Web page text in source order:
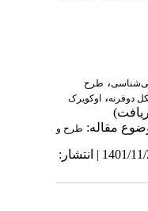
، طرح‌
دوفرنه، اوکویرک
مقاله: طرح و
دریافت: 1400/6/5 | پذیرش: 1401/11/20 | انتشار: